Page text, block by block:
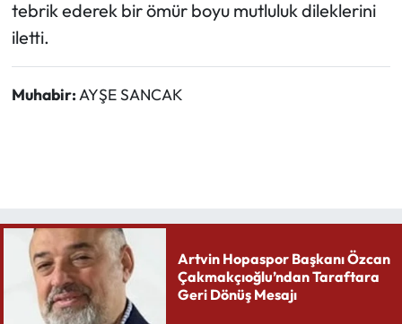
tebrik ederek bir ömür boyu mutluluk dileklerini
iletti.
Muhabir:AYŞE SANCAK
Artvin Hopaspor Başkanı Özcan
Çakmakçıoğlu’ndan Taraftara
Geri Dönüş Mesajı